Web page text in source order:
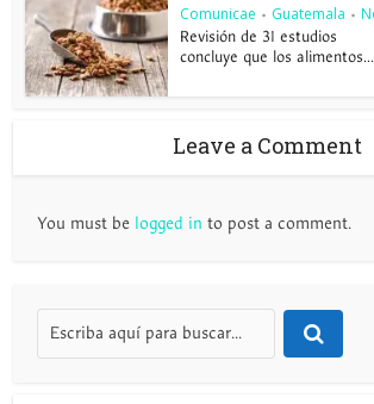
Comunicae • Guatemala •
Revisión de 31 estudios
concluye que los alimentos...
Leave a Comment
You must be logged in to post a comment.